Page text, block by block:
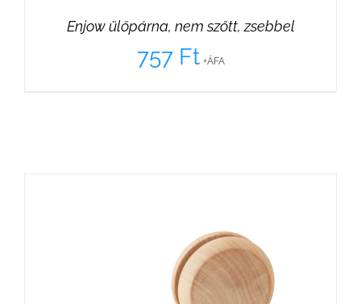
Enjow ülőpárna, nem szőtt, zsebbel
757 Ft +ÁFA